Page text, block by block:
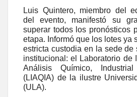
Luis Quintero, miembro del
del evento, manifestó su
superar todos los pronósticos
etapa. Informó que los lotes ya
estricta custodia en la sede
institucional: el Laboratorio de
Análisis Químico,
(LIAQIA) de la ilustre
(ULA).